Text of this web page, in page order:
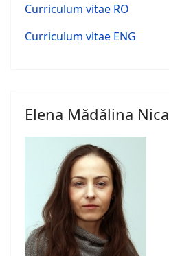
Curriculum vitae RO
Curriculum vitae ENG
Elena Mădălina Nica